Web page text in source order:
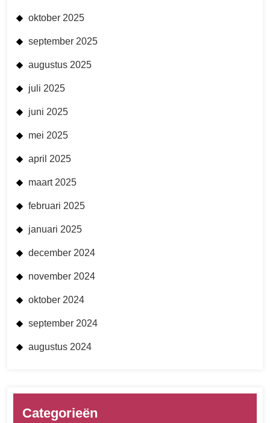
oktober 2025
september 2025
augustus 2025
juli 2025
juni 2025
mei 2025
april 2025
maart 2025
februari 2025
januari 2025
december 2024
november 2024
oktober 2024
september 2024
augustus 2024
Categorieën